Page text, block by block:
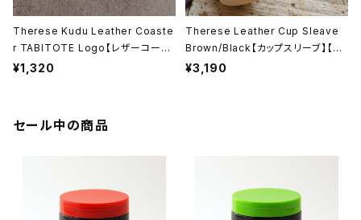
Therese Kudu Leather Coaste
r TABITOTE Logo【レザーコース
ター】【本革製】【日本製】【ギフト プレ
¥1,320
Therese Leather Cup Sleave
Brown/Black【カップスリーブ】【カ
ップホルダー】【本革製】【日本製】【テ
¥3,190
セール中の商品